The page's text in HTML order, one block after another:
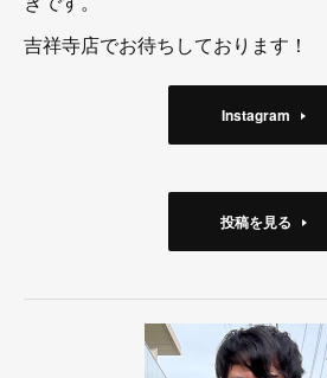
吉祥寺店でお待ちしております！
Instagram
投稿を見る